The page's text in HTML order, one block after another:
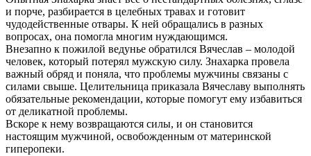
и порче, разбирается в целебных травах и готовит
чудодейственные отвары. К ней обращались в разных
вопросах, она помогла многим нуждающимся.
Внезапно к пожилой ведунье обратился Вячеслав – молодой
человек, который потерял мужскую силу. Знахарка провела
важный обряд и поняла, что проблемы мужчины связаны с
силами свыше. Целительница приказала Вячеславу выполнять
обязательные рекомендации, которые помогут ему избавиться
от деликатной проблемы.
Вскоре к нему возвращаются силы, и он становится
настоящим мужчиной, освобожденным от материнской
гиперопеки.